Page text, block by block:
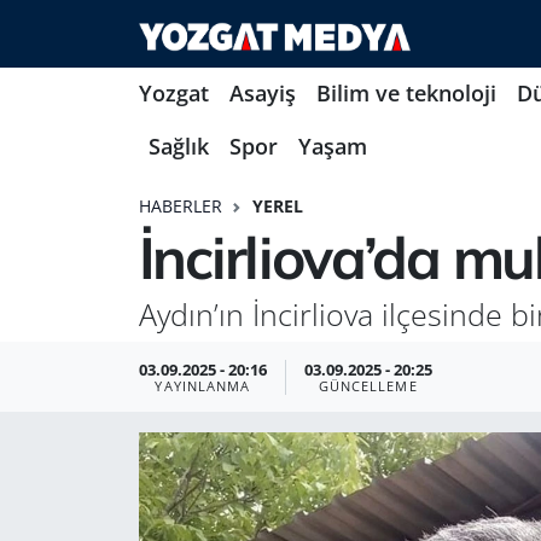
Yozgat Asayiş Bilim ve teknoloji
Sağlık
Spor Yaşam
HABERLER YEREL
İncirliova’da
Aydın’ın İncirliova
03.09.2025 - 20:16
YAYINLANMA
03.09.2025 - 20:25
GÜNCELLEME